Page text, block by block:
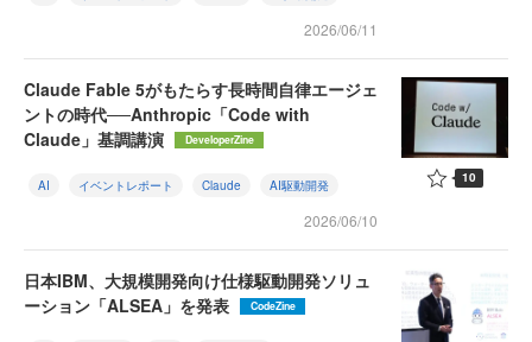
2026/06/11
Claude Fable 5がもたらす長時間自律エージェ
ントの時代──Anthropic「Code with
Claude」基調講演
DeveloperZine
AI イベントレポート Claude AI駆動開発
2026/06/10
10
日本IBM、大規模開発向け仕様駆動開発ソリュ
ーション「ALSEA」を発表
CodeZine